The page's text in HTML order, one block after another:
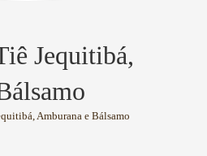
Jequitibá,
Amburana e Bálsamo